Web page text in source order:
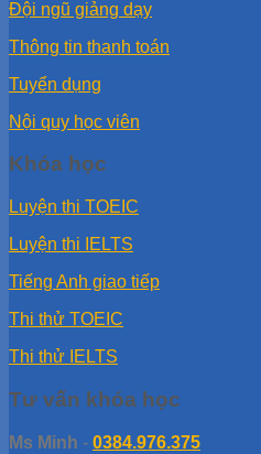
Đội ngũ giảng dạy
Thông tin thanh toán
Tuyển dụng
Nội quy học viên
Khóa học
Luyện thi TOEIC
Luyện thi IELTS
Tiếng Anh giao tiếp
Thi thử TOEIC
Thi thử IELTS
Tư vấn khóa học
Ms Minh - 0384.976.375